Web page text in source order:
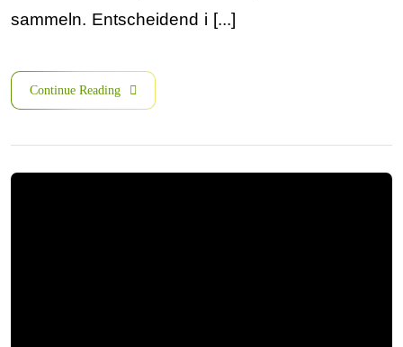
sammeln. Entscheidend i [...]
Continue Reading